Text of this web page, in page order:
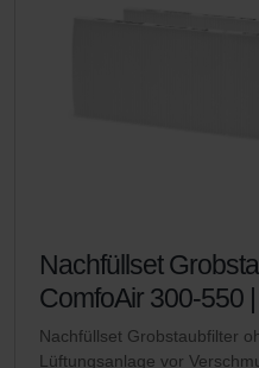
Nachfüllset
ComfoAir 300-550
Nachfüllset Grobstaubfilter
Lüftungsanlage vor